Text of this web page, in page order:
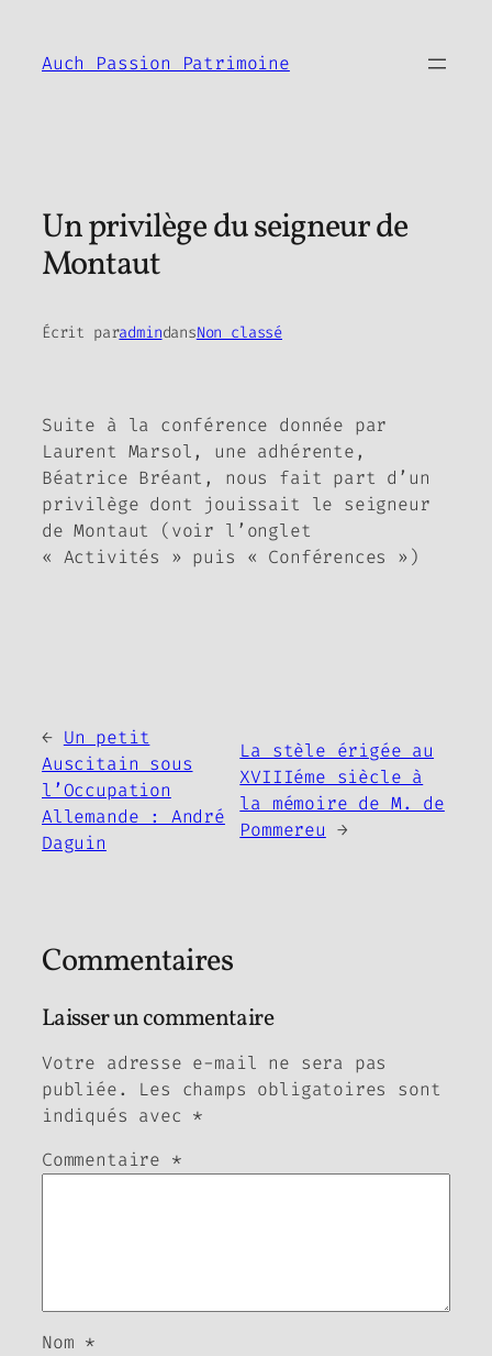
contenu
Auch Passion Patrimoine
Un privilège du seigneur de
Montaut
Écrit paradmindansNon classé
Suite à la conférence donnée par
Laurent Marsol, une adhérente,
Béatrice Bréant, nous fait part d’un
privilège dont jouissait le seigneur
de Montaut (voir l’onglet
« Activités » puis « Conférences »)
← Un petit
Auscitain sous
l’Occupation
Allemande : André
Daguin
La stèle érigée au
XVIIIéme siècle à
la mémoire de M. de
Pommereu →
Commentaires
Laisser un commentaire
Votre adresse e-mail ne sera pas
publiée.
Les champs obligatoires sont
indiqués avec *
Commentaire *
Nom *